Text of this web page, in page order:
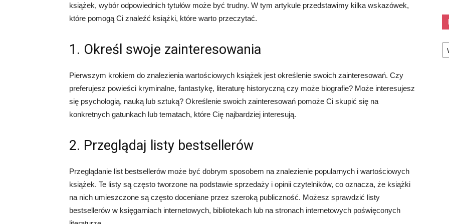
książek, wybór odpowiednich tytułów może być trudny. W tym artykule przedstawimy kilka wskazówek,
które pomogą Ci znaleźć książki, które warto przeczytać.
1. Określ swoje zainteresowania
Pierwszym krokiem do znalezienia wartościowych książek jest określenie swoich zainteresowań. Czy
preferujesz powieści kryminalne, fantastykę, literaturę historyczną czy może biografie? Może interesujesz
się psychologią, nauką lub sztuką? Określenie swoich zainteresowań pomoże Ci skupić się na
konkretnych gatunkach lub tematach, które Cię najbardziej interesują.
2. Przeglądaj listy bestsellerów
Przeglądanie list bestsellerów może być dobrym sposobem na znalezienie popularnych i wartościowych
książek. Te listy są często tworzone na podstawie sprzedaży i opinii czytelników, co oznacza, że ​​książki
na nich umieszczone są często doceniane przez szeroką publiczność. Możesz sprawdzić listy
bestsellerów w księgarniach internetowych, bibliotekach lub na stronach internetowych poświęconych